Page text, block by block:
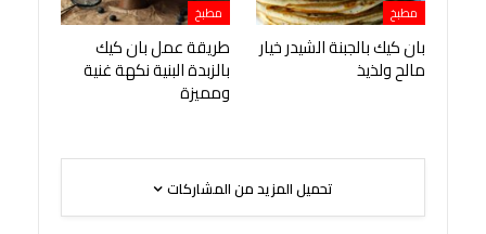
مطبخ
بان كيك بالجبنة الشيدر خيار
مالح ولذيذ
مطبخ
طريقة عمل بان كيك
بالزبدة البنية نكهة غنية
ومميزة
تحميل المزيد من المشاركات